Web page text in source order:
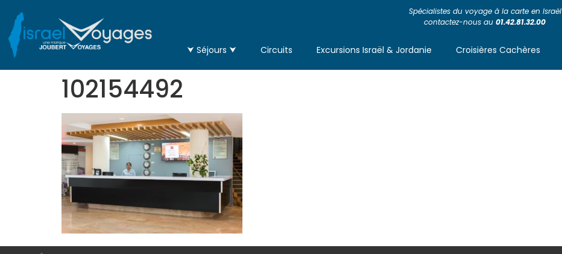
Spécialistes du voyage à la carte en Israël
contactez-nous au01.42.81.32.00
⮟ Séjours ⮟ Circuits Excursions Israël & Jordanie Croisières Cachères
102154492